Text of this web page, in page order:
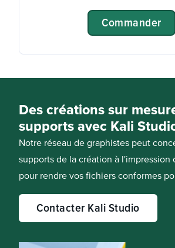
Commander
Des créations sur
supports avec Kali
Notre réseau de graphistes peut
supports de la création à l'impression
pour rendre vos fichiers conformes
Contacter Kali Studio